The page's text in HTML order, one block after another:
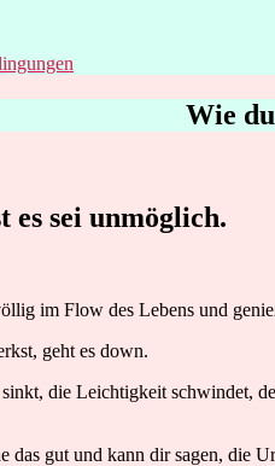
Wie
sei unmöglich.
im Flow des Lebens und
geht es down.
die Leichtigkeit schwindet,
gut und kann dir sagen, die